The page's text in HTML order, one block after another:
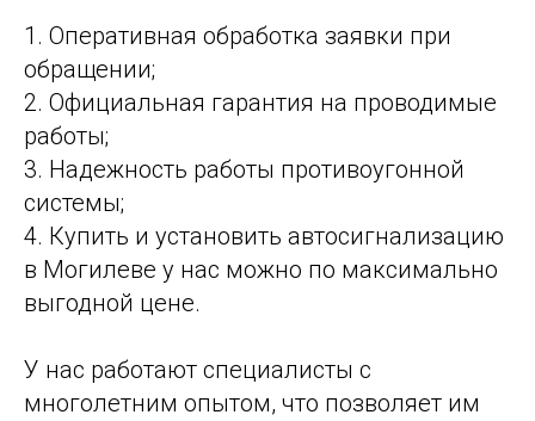
1. Оперативная обработка заявки при
обращении;
2. Официальная гарантия на проводимые
работы;
3. Надежность работы противоугонной
системы;
4. Купить и установить автосигнализацию
в Могилеве у нас можно по максимально
выгодной цене.
У нас работают специалисты с
многолетним опытом, что позволяет им